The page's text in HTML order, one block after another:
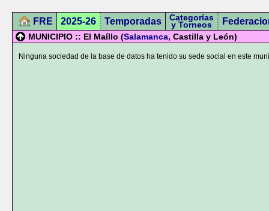
FRE 2025-26 Temporadas Categorías
y Torneos
MUNICIPIO :: El Maíllo (Salamanca, Castilla y León)
Ninguna sociedad de la base de datos ha tenido su sede social en este